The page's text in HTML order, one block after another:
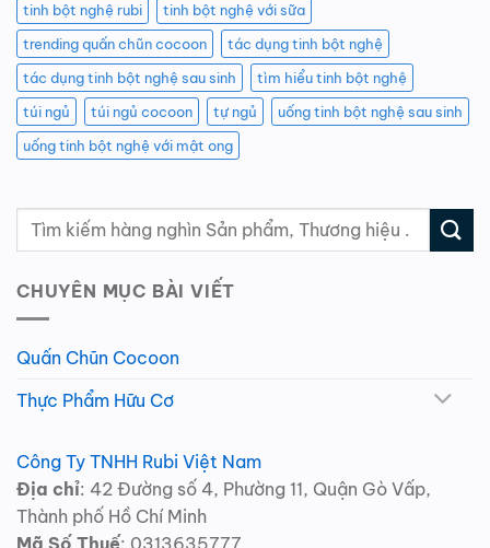
tinh bột nghệ rubi
tinh bột nghệ với sữa
trending quấn chũn cocoon
tác dụng tinh bột nghệ
tác dụng tinh bột nghệ sau sinh
tìm hiểu tinh bột nghệ
túi ngủ
túi ngủ cocoon tự ngủ
uống tinh bột nghệ sau sinh
uống tinh bột nghệ với mật ong
CHUYÊN MỤC BÀI VIẾT
Quấn Chũn Cocoon
Thực Phẩm Hữu Cơ
Công Ty TNHH Rubi Việt Nam
Địa chỉ: 42 Đường số 4, Phường 11, Quận Gò Vấp,
Thành phố Hồ Chí Minh
Mã Số Thuế: 0313635777